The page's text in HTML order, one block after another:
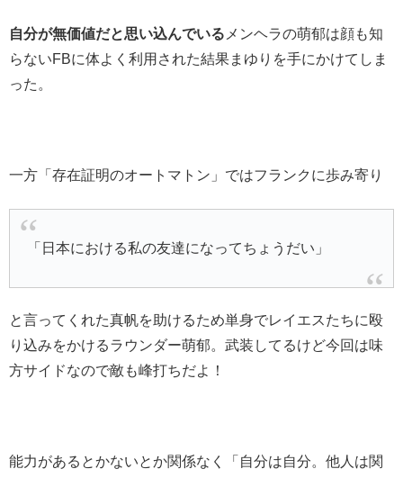
自分が無価値だと思い込んでいるメンヘラの萌郁は顔も知
らないFBに体よく利用された結果まゆりを手にかけてしま
った。
一方「存在証明のオートマトン」ではフランクに歩み寄り
「日本における私の友達になってちょうだい」
と言ってくれた真帆を助けるため単身でレイエスたちに殴
り込みをかけるラウンダー萌郁。武装してるけど今回は味
方サイドなので敵も峰打ちだよ！
能力があるとかないとか関係なく「自分は自分。他人は関